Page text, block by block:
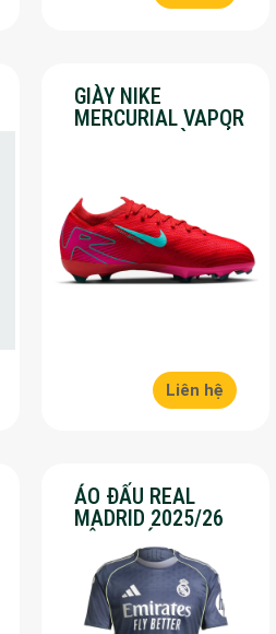
GIÀY NIKE
MERCURIAL VAPOR
Liên hệ
ÁO ĐẤU REAL
MADRID 2025/26
SÂN KHÁCH – SALE
50%